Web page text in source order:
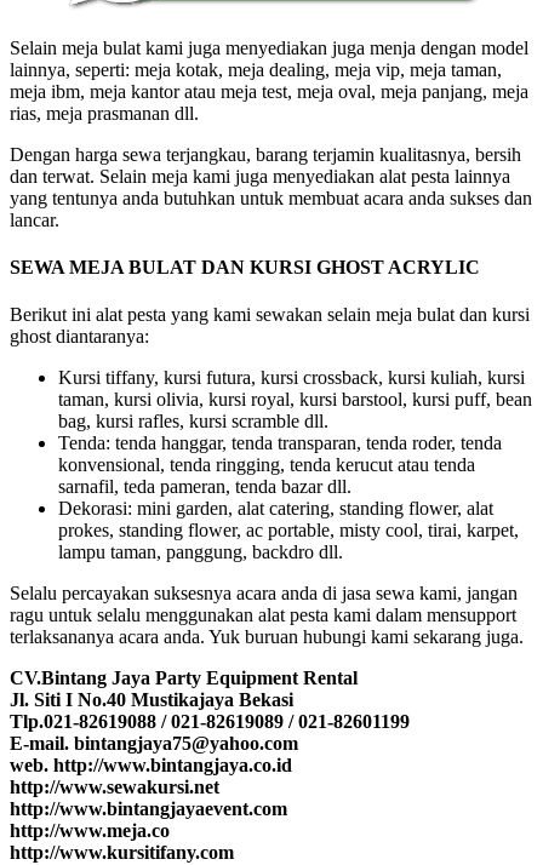
Selain meja bulat kami juga menyediakan juga menja dengan model
lainnya, seperti: meja kotak, meja dealing, meja vip, meja taman,
meja ibm, meja kantor atau meja test, meja oval, meja panjang, meja
rias, meja prasmanan dll.
Dengan harga sewa terjangkau, barang terjamin kualitasnya, bersih
dan terwat. Selain meja kami juga menyediakan alat pesta lainnya
yang tentunya anda butuhkan untuk membuat acara anda sukses dan
lancar.
SEWA MEJA BULAT DAN KURSI GHOST ACRYLIC
Berikut ini alat pesta yang kami sewakan selain meja bulat dan kursi
ghost diantaranya:
Kursi tiffany, kursi futura, kursi crossback, kursi kuliah, kursi
taman, kursi olivia, kursi royal, kursi barstool, kursi puff, bean
bag, kursi rafles, kursi scramble dll.
Tenda: tenda hanggar, tenda transparan, tenda roder, tenda
konvensional, tenda ringging, tenda kerucut atau tenda
sarnafil, teda pameran, tenda bazar dll.
Dekorasi: mini garden, alat catering, standing flower, alat
prokes, standing flower, ac portable, misty cool, tirai, karpet,
lampu taman, panggung, backdro dll.
Selalu percayakan suksesnya acara anda di jasa sewa kami, jangan
ragu untuk selalu menggunakan alat pesta kami dalam mensupport
terlaksananya acara anda. Yuk buruan hubungi kami sekarang juga.
CV.Bintang Jaya Party Equipment Rental
Jl. Siti I No.40 Mustikajaya Bekasi
Tlp.021-82619088 / 021-82619089 / 021-82601199
E-mail. bintangjaya75@yahoo.com
web. http://www.bintangjaya.co.id
http://www.sewakursi.net
http://www.bintangjayaevent.com
http://www.meja.co
http://www.kursitifany.com